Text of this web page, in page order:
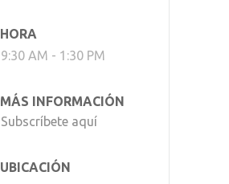
HORA
9:30 AM - 1:30 PM
MÁS INFORMACIÓN
Subscríbete aquí
UBICACIÓN